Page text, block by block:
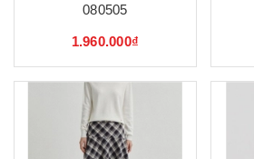
080505
1.960.000₫